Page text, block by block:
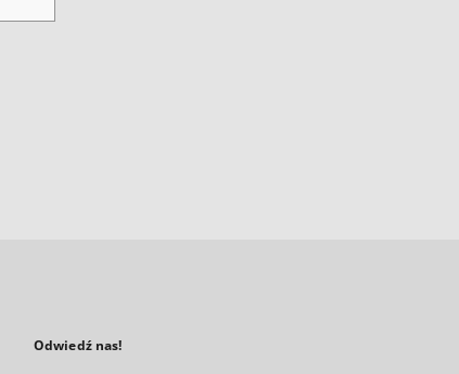
Odwiedź nas!